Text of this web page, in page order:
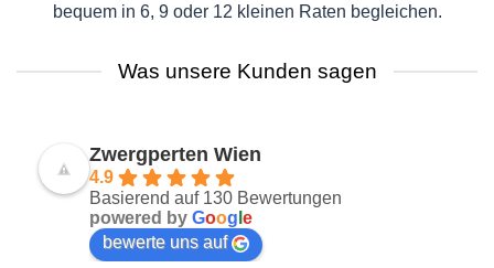
bequem in 6, 9 oder 12 kleinen Raten begleichen.
Was unsere Kunden sagen
Zwergperten Wien
4.9
Basierend auf 130 Bewertungen
powered by Goog e
bewerte uns auf